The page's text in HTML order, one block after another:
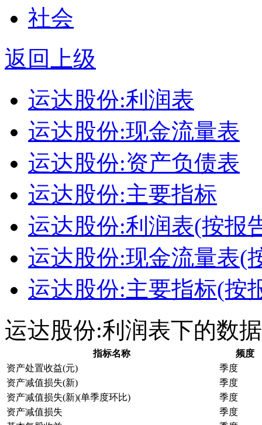
社会
返回上级
运达股份:利润表
运达股份:现金流量表
运达股份:资产负债表
运达股份:主要指标
运达股份:利润表(按报
运达股份:现金流量表(
运达股份:主要指标(按
运达股份:利润表下的数
指标名称
频度
资产处置收益(元)
季度
资产减值损失(新)
季度
资产减值损失(新)(单季度环比)
季度
资产减值损失
季度